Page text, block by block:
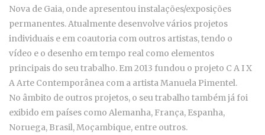
Nova de Gaia, onde apresentou instalações/exposições
permanentes. Atualmente desenvolve vários projetos
individuais e em coautoria com outros artistas, tendo o
vídeo e o desenho em tempo real como elementos
principais do seu trabalho. Em 2013 fundou o projeto C A I X
A Arte Contemporânea com a artista Manuela Pimentel.
No âmbito de outros projetos, o seu trabalho também já foi
exibido em países como Alemanha, França, Espanha,
Noruega, Brasil, Moçambique, entre outros.